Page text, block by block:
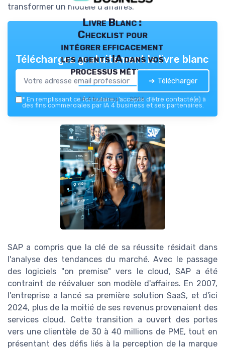
transformer un modèle d'affaires.
Livre Blanc :
Checklist pour
intégrer efficacement
les agents IA dans vos
processus métiers
IA 4 business — 2026
Téléchargez gratuitement le livre blanc
➔ Télécharger
* En remplissant ce formulaire, j’accepte d’être contacté(e) à
des fins commerciales par IA 4 business et ses partenaires.
SAP a compris que la clé de sa réussite résidait dans
l'analyse des tendances du marché. Avec le passage
des logiciels "on premise" vers le cloud, SAP a été
contraint de réévaluer son modèle d'affaires. En 2007,
l'entreprise a lancé sa première solution SaaS, et d'ici
2024, plus de la moitié de ses revenus provenaient des
services cloud. Cette transition a ouvert des portes
vers une clientèle de 30 à 40 millions de PME, tout en
présentant des défis liés à la perception de la marque